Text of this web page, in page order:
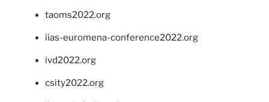
taoms2022.org
iias-euromena-conference2022.org
ivd2022.org
csity2022.org